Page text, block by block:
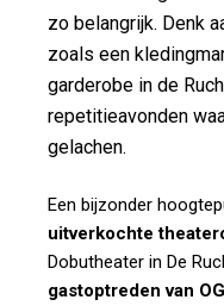
zo belangrijk. Denk
zoals een
garderobe in de
repetitieavonden
gelachen.
Een bijzonder
uitverkochte
Dobutheater in De
gastoptreden van